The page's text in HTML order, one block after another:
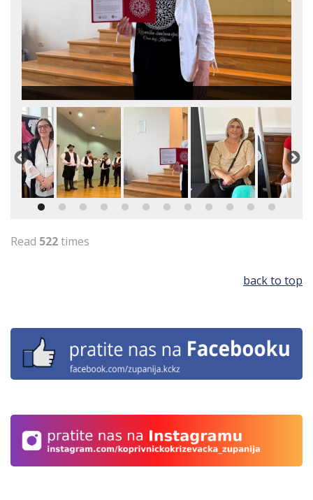
Read 522times
back to top